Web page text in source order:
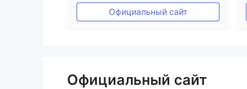
Самостоятельное изучение
Официальный сайт
Официальный сайт